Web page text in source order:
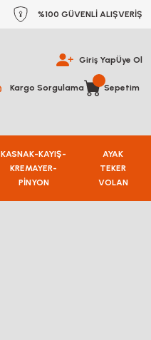
%100 GÜVENLİ ALIŞVERİŞ
Giriş YapÜye Ol
Kargo Sorgulama Sepetim
KASNAK-KAYIŞ-
KREMAYER-
PİNYON
AYAK
TEKER
VOLAN